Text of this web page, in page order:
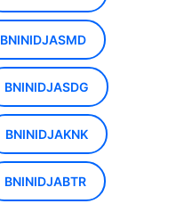
BNINIDJASMD
BNINIDJASDG
BNINIDJAKNK
BNINIDJABTR